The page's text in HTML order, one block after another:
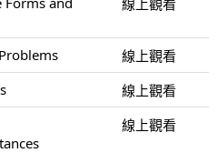
線上觀看
線上觀看
線上觀看